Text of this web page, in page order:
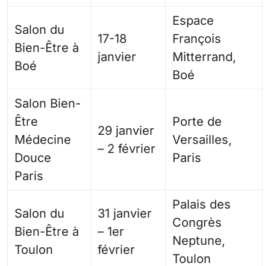
Salon du
Bien-Être à
Boé
17-18
janvier
Espace
François
Mitterrand,
Boé
Salon Bien-
Être
Médecine
Douce
Paris
29 janvier
– 2 février
Porte de
Versailles,
Paris
Salon du
Bien-Être à
Toulon
31 janvier
– 1er
février
Palais des
Congrès
Neptune,
Toulon